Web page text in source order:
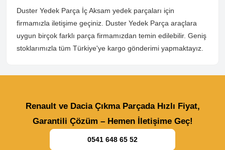
Duster Yedek Parça İç Aksam yedek parçaları için
firmamızla iletişime geçiniz. Duster Yedek Parça araçlara
uygun birçok farklı parça firmamızdan temin edilebilir. Geniş
stoklarımızla tüm Türkiye'ye kargo gönderimi yapmaktayız.
Renault ve Dacia Çıkma Parçada Hızlı Fiyat,
Garantili Çözüm – Hemen İletişime Geç!
0541 648 65 52